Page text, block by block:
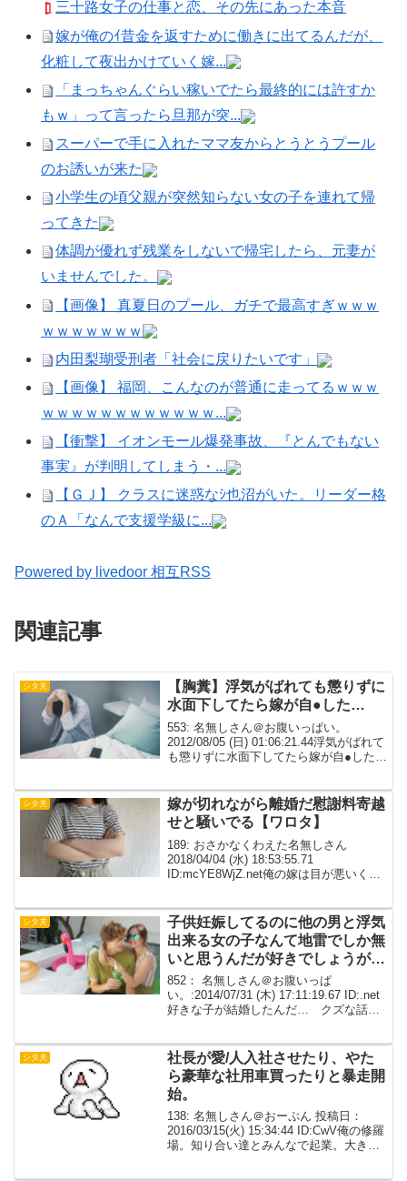
三十路女子の仕事と恋、その先にあった本音
嫁が俺のｲ昔金を返すために働きに出てるんだが、
化粧して夜出かけていく嫁...
「まっちゃんぐらい稼いでたら最終的には許すか
もｗ」って言ったら旦那が突...
スーパーで手に入れたママ友からとうとうプール
のお誘いが来た
小学生の頃父親が突然知らない女の子を連れて帰
ってきた
体調が優れず残業をしないで帰宅したら、元妻が
いませんでした。
【画像】 真夏日のプール、ガチで最高すぎｗｗｗ
ｗｗｗｗｗｗｗ
内田梨瑚受刑者「社会に戻りたいです」
【画像】 福岡、こんなのが普通に走ってるｗｗｗ
ｗｗｗｗｗｗｗｗｗｗｗｗ...
【衝撃】 イオンモール爆発事故、『とんでもない
事実』が判明してしまう・...
【ＧＪ】 クラスに迷惑なｼ也沼がいた。リーダー格
のＡ「なんで支援学級に...
Powered by livedoor 相互RSS
関連記事
シタ夫
【胸糞】浮気がばれても懲りずに
水面下してたら嫁が自●した…
553: 名無しさん＠お腹いっぱい。
2012/08/05 (日) 01:06:21.44浮気がばれて
も懲りずに水面下してたら嫁が自●した…
無しさん＠お腹い...
シタ夫
嫁が切れながら離婚だ慰謝料寄越
せと騒いでる【ワロタ】
189: おさかなくわえた名無しさん
2018/04/04 (水) 18:53:55.71
ID:mcYE8WjZ.net俺の嫁は目が悪いくせ
た。友人から送られてきた画...
シタ夫
子供妊娠してるのに他の男と浮気
出来る女の子なんて地雷でしか無
いと思うんだが好きでしょうがな
い。【クズ】
852： 名無しさん＠お腹いっぱ
い。:2014/07/31 (木) 17:11:19.67 ID:.net
好きな子が結婚したんだ… クズな話な
俺が既婚者だって事は知って...
シタ夫
社長が愛/人入社させたり、やた
ら豪華な社用車買ったりと暴走開
始。
138: 名無しさん＠おーぷん 投稿日：
2016/03/15(火) 15:34:44 ID:CwV俺の修羅
場。知り合い達とみんなで起業。大き目